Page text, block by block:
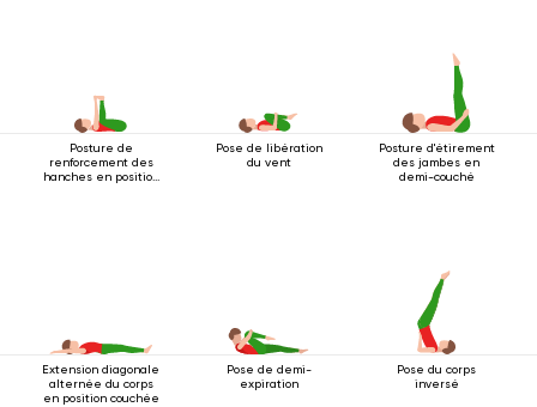
Posture de
renforcement des
hanches en position
Pose de libération
du vent
Posture d'étirement
des jambes en
demi-couché
Extension diagonale
alternée du corps
en position couchée
Pose de demi-
expiration
Pose du corps
inversé